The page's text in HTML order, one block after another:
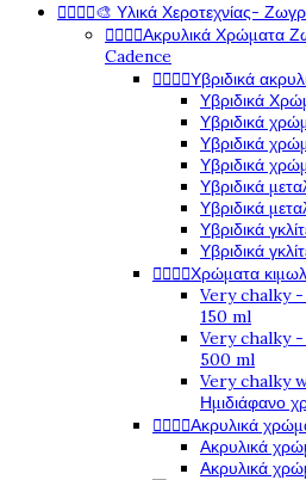
🎨 Υλικά Χεροτεχνίας-
Ακρυλικά Χρώματα
Cadence
Υβριδικά
Υβριδικά
Υβριδικά
Υβριδικά
Υβριδικά
Υβριδικά
Υβριδικά
Υβριδικά
Υβριδικά
Χρώματα
Very chalky -
150 ml
Very chalky -
500 ml
Very chalky
Ημιδιάφανο
Ακρυλικά
Ακρυλικά
Ακρυλικά